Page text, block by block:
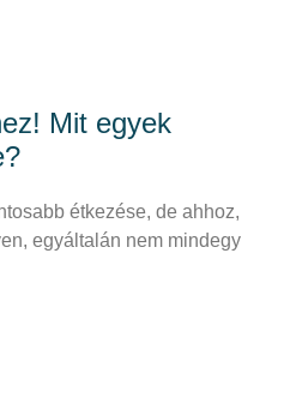
Mit egyek
étkezése, de ahhoz,
egyáltalán nem mindegy